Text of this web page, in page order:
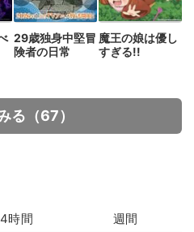
29歳独身中堅冒
険者の日常
魔王の娘は優し
すぎる!!
る（67）
時間 週間